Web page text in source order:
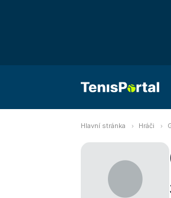
Hlavní stránka Hráči